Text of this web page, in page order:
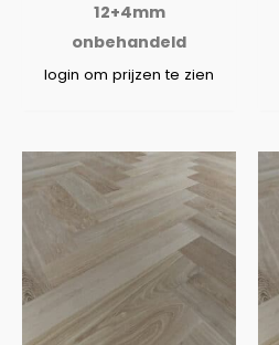
12+4mm
onbehandeld
login om prijzen te zien